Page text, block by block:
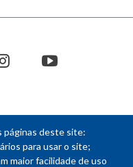
páginas deste site:
para usar o site;
maior facilidade de uso
instagramyoutube